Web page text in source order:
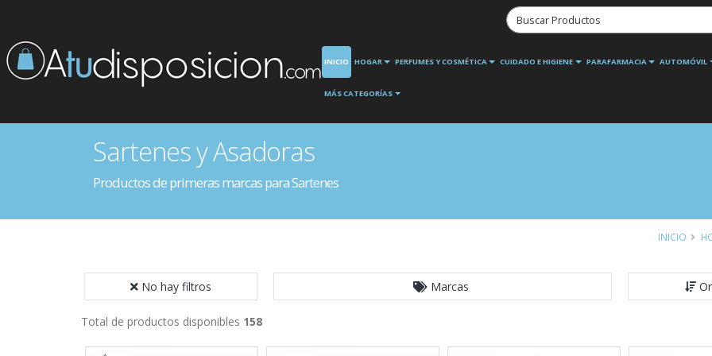
INICIO HOGAR PERFUMES Y COSMÉTICA CUIDADO E HIGIENE PARAFARMACIA AUTOMÓVIL
MÁS CATEGORÍAS
Sartenes y Asadoras
Productos de primeras marcas para Sartenes
INICIO
No hay filtros Marcas
Total de productos disponibles 158